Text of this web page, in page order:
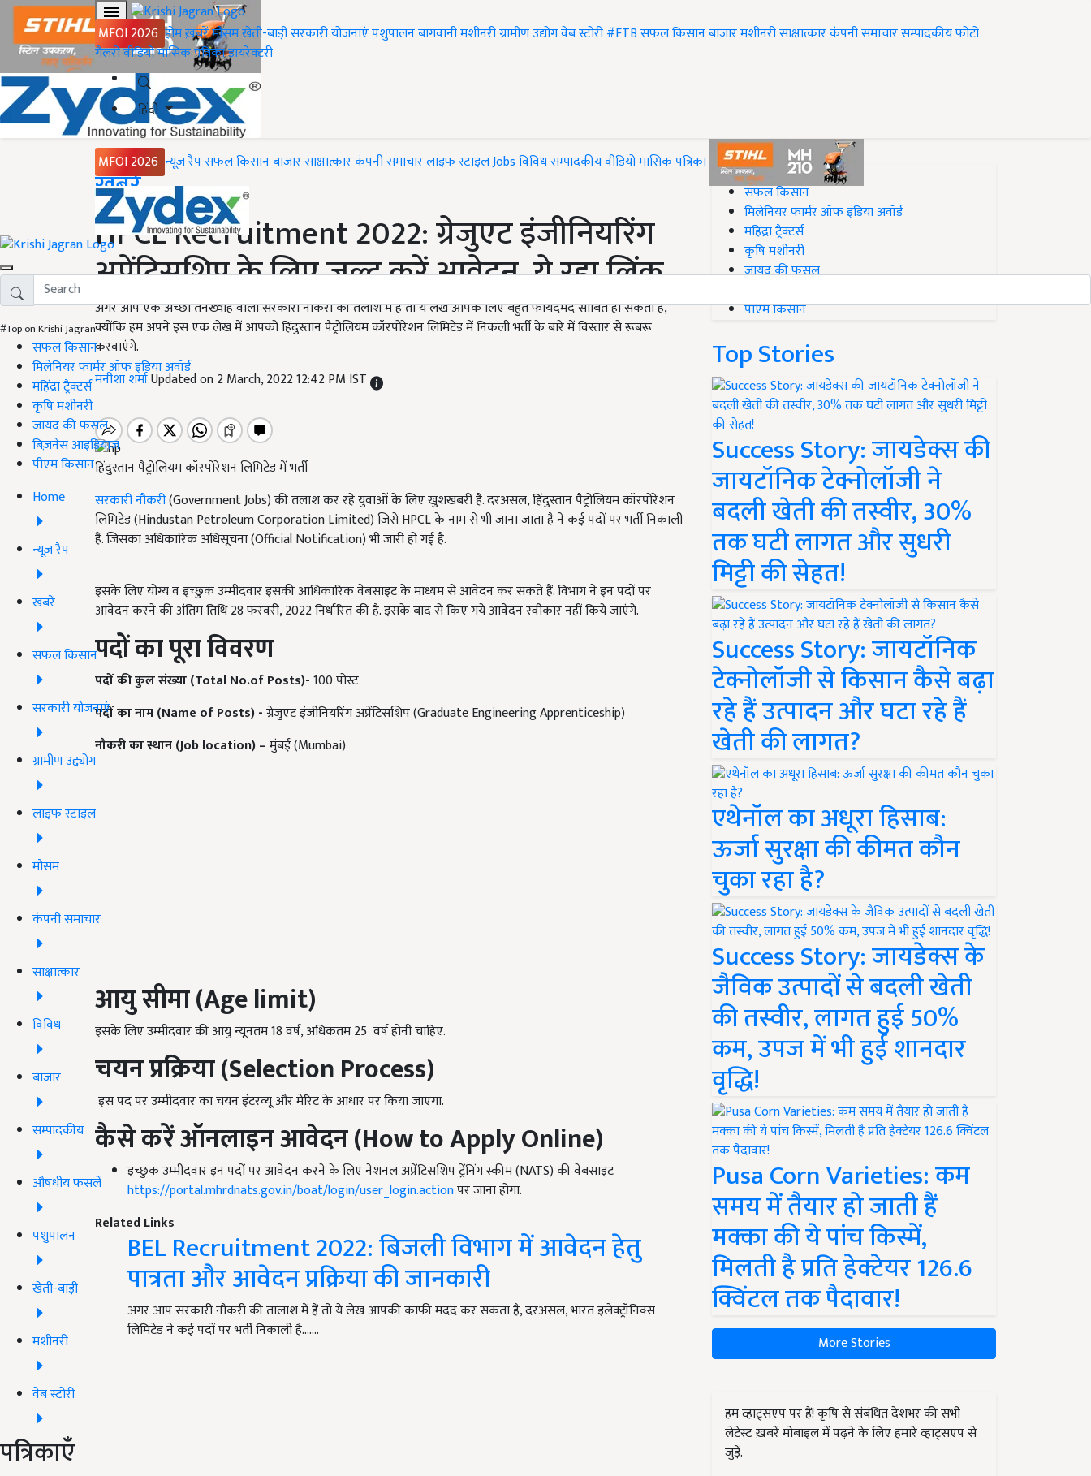
MFOI 2026 होमख़बरेंमौसमखेती-बाड़ीसरकारी योजनाएंपशुपालनबागवानीमशीनरीग्रामीण उद्योगवेब स्टोरी#FTBसफल किसानबाजारमशीनरीसाक्षात्कारकंपनी समाचारसम्पादकीयफोटो
गैलरीवीडियोमासिक पत्रिकाडायरेक्टरी
हिंदी
MFOI 2026 न्यूज़ रैपसफल किसानबाजारसाक्षात्कारकंपनी समाचारलाइफ स्टाइलJobsविविधसम्पादकीयवीडियोमासिक पत्रिका
#Top on Krishi Jagran
सफल किसान
मिलेनियर फार्मर ऑफ इंडिया अवॉर्ड
महिंद्रा ट्रैक्टर्स
कृषि मशीनरी
जायद की फसल
बिज़नेस आइडियाज
पीएम किसान
Home
न्यूज़ रैप
खबरें
सफल किसान
सरकारी योजनाएं
ग्रामीण उद्द्योग
लाइफ स्टाइल
मौसम
कंपनी समाचार
साक्षात्कार
विविध
बाजार
सम्पादकीय
औषधीय फसलें
पशुपालन
खेती-बाड़ी
मशीनरी
वेब स्टोरी
पत्रिकाएँ
Home
ख़बरें
HPCL Recruitment 2022: ग्रेजुएट इंजीनियरिंग
अप्रेंटिसशिप के लिए जल्द करें आवेदन, ये रहा लिंक
अगर आप एक अच्छी तनख्वाह वाली सरकारी नौकरी की तलाश में है तो ये लेख आपके लिए बहुत फायदेमंद साबित हो सकता है,
क्योंकि हम अपने इस एक लेख में आपको हिंदुस्तान पैट्रोलियम कॉरपोरेशन लिमिटेड में निकली भर्ती के बारे में विस्तार से रूबरू
करवाएंगे.
मनीशा शर्माUpdated on 2 March, 2022 12:42 PM IST
हिंदुस्तान पैट्रोलियम कॉरपोरेशन लिमिटेड में भर्ती
सरकारी नौकरी(Government Jobs) की तलाश कर रहे युवाओं के लिए खुशखबरी है. दरअसल, हिंदुस्तान पैट्रोलियम कॉरपोरेशन
लिमिटेड (Hindustan Petroleum Corporation Limited) जिसे HPCL के नाम से भी जाना जाता है ने कई पदों पर भर्ती निकाली
हैं. जिसका अधिकारिक अधिसूचना (Official Notification) भी जारी हो गई है.
इसके लिए योग्य व इच्छुक उम्मीदवार इसकी आधिकारिक वेबसाइट के माध्यम से आवेदन कर सकते हैं. विभाग ने इन पदों पर
आवेदन करने की अंतिम तिथि 28 फरवरी, 2022 निर्धारित की है. इसके बाद से किए गये आवेदन स्वीकार नहीं किये जाएंगे.
पदों का पूरा विवरण
पदों की कुल संख्या (Total No.of Posts)-100 पोस्ट
पदों का नाम (Name of Posts) -ग्रेजुएट इंजीनियरिंग अप्रेंटिसशिप (Graduate Engineering Apprenticeship)
नौकरी का स्थान (Job location) –मुंबई (Mumbai)
आयु सीमा (Age limit)
इसके लिए उम्मीदवार की आयु न्यूनतम 18 वर्ष, अधिकतम 25 वर्ष होनी चाहिए.
चयन प्रक्रिया (SelectionProcess)
इस पद पर उम्मीदवार का चयन इंटरव्यू और मेरिट के आधार पर किया जाएगा.
कैसे करें ऑनलाइन आवेदन (How to ApplyOnline)
इच्छुक उम्मीदवार इन पदों पर आवेदन करने के लिए नेशनल अप्रेंटिसशिप ट्रेंनिंग स्कीम (NATS) की वेबसाइट
https://portal.mhrdnats.gov.in/boat/login/user_login.actionपर जाना होगा.
Related Links
BEL Recruitment 2022: बिजली विभाग में आवेदन हेतु
पात्रता और आवेदन प्रक्रिया की जानकारी
अगर आप सरकारी नौकरी की तालाश में हैं तो ये लेख आपकी काफी मदद कर सकता है, दरअसल, भारत इलेक्ट्रॉनिक्स
लिमिटेड ने कई पदों पर भर्ती निकाली है....…
#Top on Krishi Jagran
सफल किसान
मिलेनियर फार्मर ऑफ इंडिया अवॉर्ड
महिंद्रा ट्रैक्टर्स
कृषि मशीनरी
जायद की फसल
पीएम किसान
Top Stories
Success Story: जायडेक्स की
जायटॉनिक टेक्नोलॉजी ने
बदली खेती की तस्वीर, 30%
तक घटी लागत और सुधरी
मिट्टी की सेहत!
Success Story: जायटॉनिक
टेक्नोलॉजी से किसान कैसे बढ़ा
रहे हैं उत्पादन और घटा रहे हैं
खेती की लागत?
एथेनॉल का अधूरा हिसाब:
ऊर्जा सुरक्षा की कीमत कौन
चुका रहा है?
Success Story: जायडेक्स के
जैविक उत्पादों से बदली खेती
की तस्वीर, लागत हुई 50%
कम, उपज में भी हुई शानदार
वृद्धि!
Pusa Corn Varieties: कम
समय में तैयार हो जाती हैं
मक्का की ये पांच किस्में,
मिलती है प्रति हेक्टेयर 126.6
क्विंटल तक पैदावार!
More Stories
हम व्हाट्सएप पर हैं! कृषि से संबंधित देशभर की सभी
लेटेस्ट ख़बरें मोबाइल में पढ़ने के लिए हमारे व्हाट्सएप से
जुड़ें.